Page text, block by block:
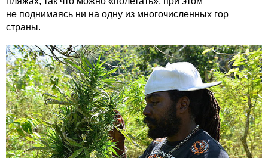
не поднимаясь ни на одну из многочисленных гор
страны.